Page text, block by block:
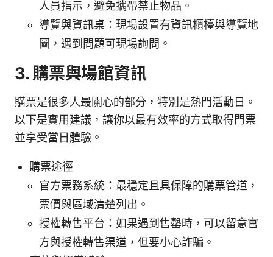
人員指示，避免攜帶禁止物品。
導覽與資訊桌：現場設置有資訊櫃檯與導覽地
圖，遇到問題可現場詢問。
3. 購票與場館資訊
購票是很多人最關心的部分，特別是熱門活動日。
以下是實用建議，讓你以最有效率的方式取得門票
並享受當日體驗。
購票途徑
官方票務系統：最穩定且具保障的購票管道，
票價與區域清楚列出。
授權轉售平台：如果遇到售罄時，可以留意官
方與授權轉售渠道，但要小心詐騙。